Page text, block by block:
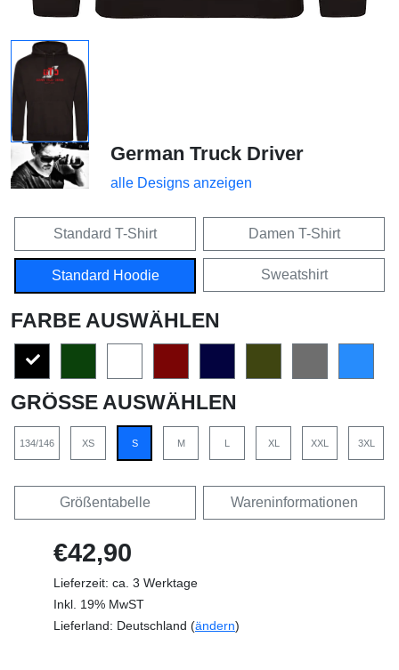
German Truck Driver
alle Designs anzeigen
Standard T-Shirt Damen T-Shirt
Standard Hoodie Sweatshirt
FARBE AUSWÄHLEN
GRÖSSE AUSWÄHLEN
134/146 XS S M L XL XXL 3XL
Größentabelle Wareninformationen
€42,90
Lieferzeit: ca. 3 Werktage
Inkl. 19% MwST
Lieferland: Deutschland (ändern)